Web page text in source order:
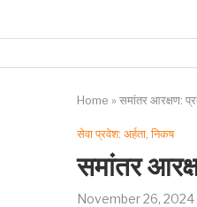
Home » समांतर आरक्षण:
सेवा प्रवेश: अर्हता, निकष
समांतर
November 26, 2024